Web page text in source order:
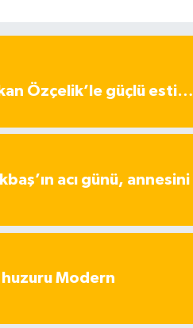
Özçelik’le güçlü esti…
acı günü, annesini
Modern